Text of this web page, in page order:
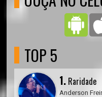
TOP 5
1. Raridade
Anderson